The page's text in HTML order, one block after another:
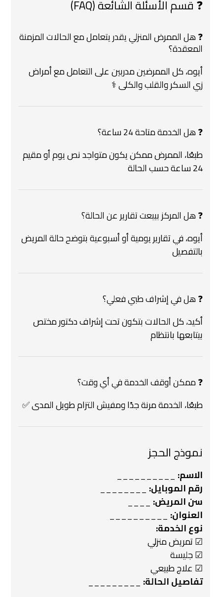
❓ قسم الأسئلة الشائعة (FAQ)
❓ هل الممرض المنزلي يقدر يتعامل مع الحالات المزمنة
المعقدة؟
أيوه، كل الممرضين مدربين على التعامل مع أمراض
زي السكر والقلب والكلى ‍⚕️
❓ هل الخدمة متاحة 24 ساعة؟
طبعًا، الممرض ممكن يكون متواجد نص يوم أو مقيم
24 ساعة حسب الحالة
❓ هل المركز بيبعت تقارير عن الحالة؟
أيوه، في تقارير يومية أو أسبوعية بتوضح حالة المريض
بالتفصيل
❓ هل في إشراف طبي فعلي؟
أكيد، كل الحالات بتكون تحت إشراف دكتور مختص
بيتابعها بانتظام
❓ ممكن أوقف الخدمة في أي وقت؟
طبعًا، الخدمة مرنة جدًا ومفيش التزام طويل المدى ✅
نموذج الحجز
الاسم: __________
رقم الموبايل: ________
سن المريض: ____
العنوان: __________
نوع الخدمة:
☑ تمريض منزلي
☑ جليسة
☑ علاج طبيعي
تفاصيل الحالة: _________